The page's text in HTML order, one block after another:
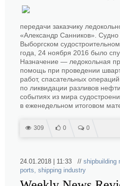
передачи заказчику
«Александр Санников».
Выборгском
года, 24 ноября 2016 было
Назначение — ледокольная
помощь при проведении
работ, спасательных
по ликвидации разливов
событиях из мира
в еженедельном итоговом
309 0 0
24.01.2018 | 11:33 // shipbuilding
ports, shipping industry